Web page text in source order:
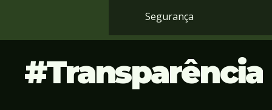
Segurança
Transparência